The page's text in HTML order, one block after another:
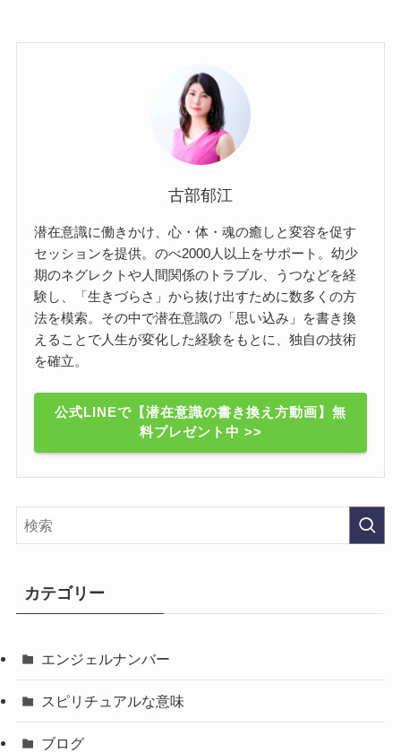
古部郁江
潜在意識に働きかけ、心・体・魂の癒しと変容を促す
セッションを提供。のべ2000人以上をサポート。幼少
期のネグレクトや人間関係のトラブル、うつなどを経
験し、「生きづらさ」から抜け出すために数多くの方
法を模索。その中で潜在意識の「思い込み」を書き換
えることで人生が変化した経験をもとに、独自の技術
を確立。
公式LINEで【潜在意識の書き換え方動画】無
料プレゼント中 >>
カテゴリー
エンジェルナンバー
スピリチュアルな意味
ブログ